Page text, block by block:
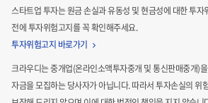
스타트업 투자는 원금 손실과 유동성 및 현금성에 대한 투자
전에 투자위험고지를 꼭 확인해주세요.
투자위험고지 바로가기
크라우디는 중개업(온라인소액투자중개 및 통신판매중개)
자금을 모집하는당사자가 아닙니다. 따라서 투자손실의 위